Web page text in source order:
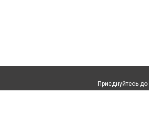
Приєднуйтесь до